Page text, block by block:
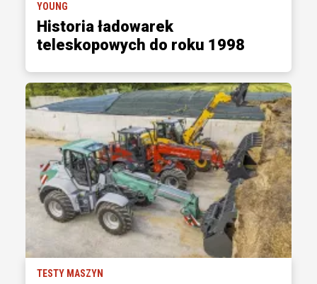
YOUNG
Historia ładowarek
teleskopowych do roku 1998
TESTY MASZYN